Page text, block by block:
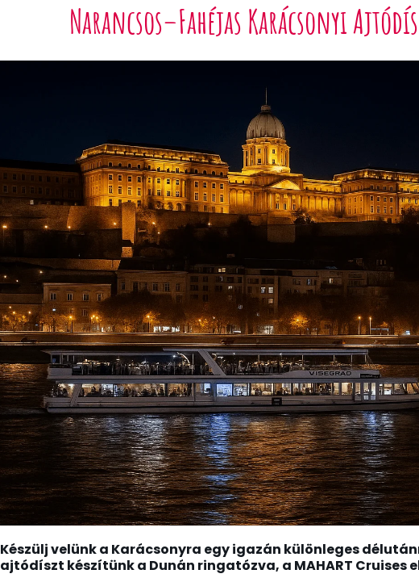
Narancsos–Fahéjas Karácsonyi
Készülj velünk a Karácsonyra egy igazán különleges
ajtódíszt készítünk a Dunán ringatózva, a MAHART Cruises